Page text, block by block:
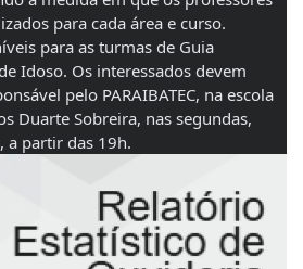
para cada área e curso.
para as turmas de Guia
Idoso. Os interessados devem
pelo PARAIBATEC, na escola
Duarte Sobreira, nas segundas,
a partir das 19h.